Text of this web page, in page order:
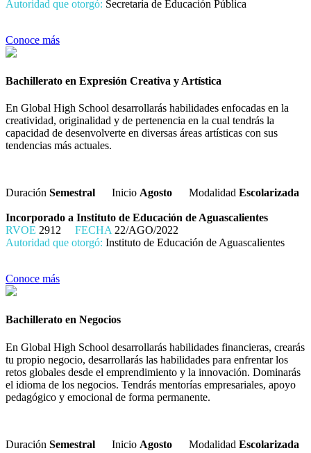
Autoridad que otorgó: Secretaría de Educación Pública
Conoce más
Bachillerato en Expresión Creativa y Artística
En Global High School desarrollarás habilidades enfocadas en la
creatividad, originalidad y de pertenencia en la cual tendrás la
capacidad de desenvolverte en diversas áreas artísticas con sus
tendencias más actuales.
Duración Semestral Inicio Agosto Modalidad Escolarizada
Incorporado a Instituto de Educación de Aguascalientes
RVOE 2912 FECHA 22/AGO/2022
Autoridad que otorgó: Instituto de Educación de Aguascalientes
Conoce más
Bachillerato en Negocios
En Global High School desarrollarás habilidades financieras, crearás
tu propio negocio, desarrollarás las habilidades para enfrentar los
retos globales desde el emprendimiento y la innovación. Dominarás
el idioma de los negocios. Tendrás mentorías empresariales, apoyo
pedagógico y emocional de forma permanente.
Duración Semestral Inicio Agosto Modalidad Escolarizada